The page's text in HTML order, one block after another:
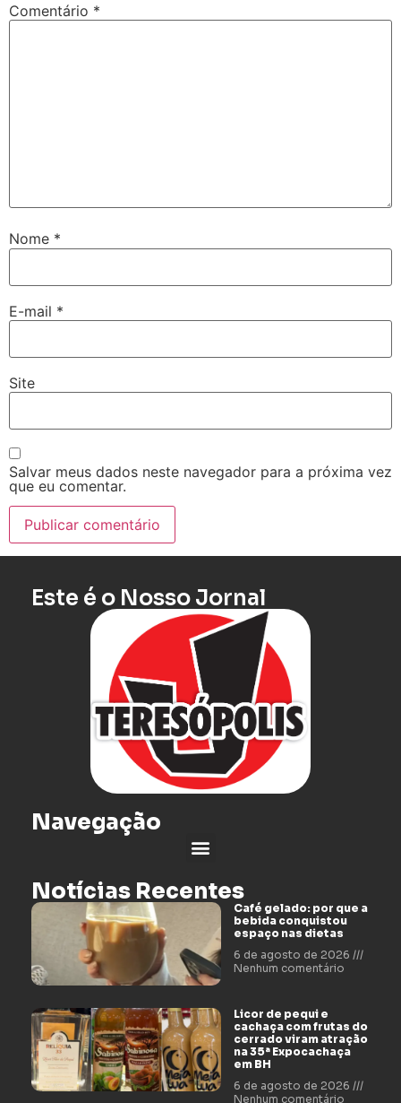
Comentário *
Nome *
E-mail *
Site
Salvar meus dados neste navegador para a próxima vez
que eu comentar.
Este é o Nosso Jornal
Navegação
Notícias Recentes
Café gelado: por que a
bebida conquistou
espaço nas dietas
6 de agosto de 2026
Nenhum comentário
Licor de pequi e
cachaça com frutas do
cerrado viram atração
na 35ª Expocachaça
em BH
6 de agosto de 2026
Nenhum comentário